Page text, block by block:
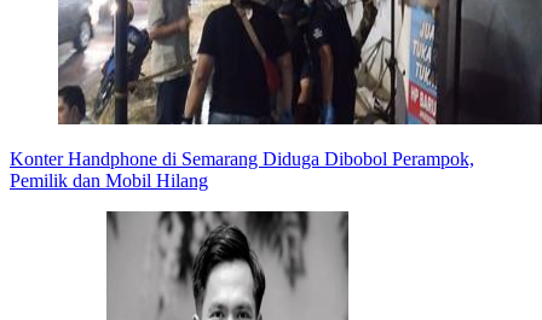
Konter Handphone di Semarang Diduga Dibobol Perampok,
Pemilik dan Mobil Hilang